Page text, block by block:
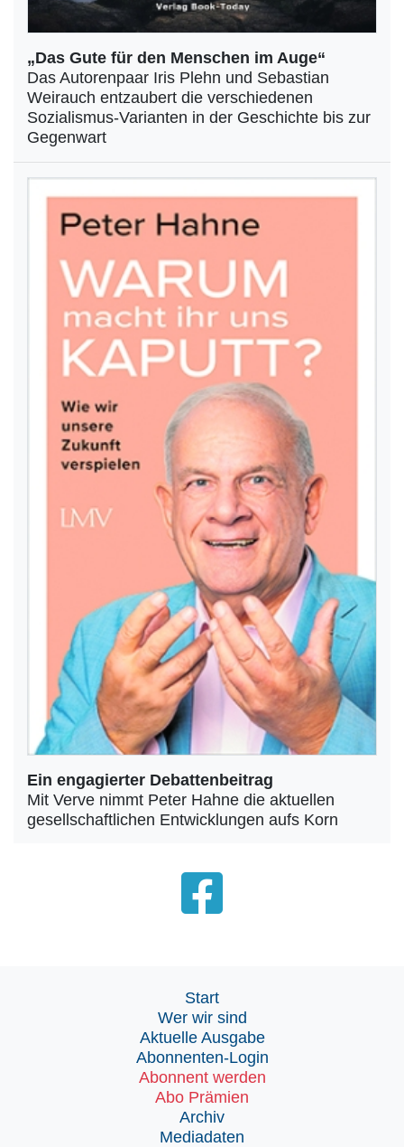
„Das Gute für den Menschen im Auge“
Das Autorenpaar Iris Plehn und Sebastian
Weirauch entzaubert die verschiedenen
Sozialismus-Varianten in der Geschichte bis zur
Gegenwart
Ein engagierter Debattenbeitrag
Mit Verve nimmt Peter Hahne die aktuellen
gesellschaftlichen Entwicklungen aufs Korn
Start
Wer wir sind
Aktuelle Ausgabe
Abonnenten-Login
Abonnent werden
Abo Prämien
Archiv
Mediadaten